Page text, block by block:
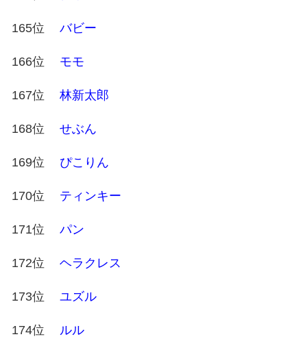
165位 バビー
166位 モモ
167位 林新太郎
168位 せぶん
169位 ぴこりん
170位 ティンキー
171位 パン
172位 ヘラクレス
173位 ユズル
174位 ルル